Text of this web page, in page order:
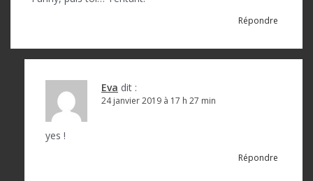
Répondre
Eva dit :
24 janvier 2019 à 17 h 27 min
yes !
Répondre